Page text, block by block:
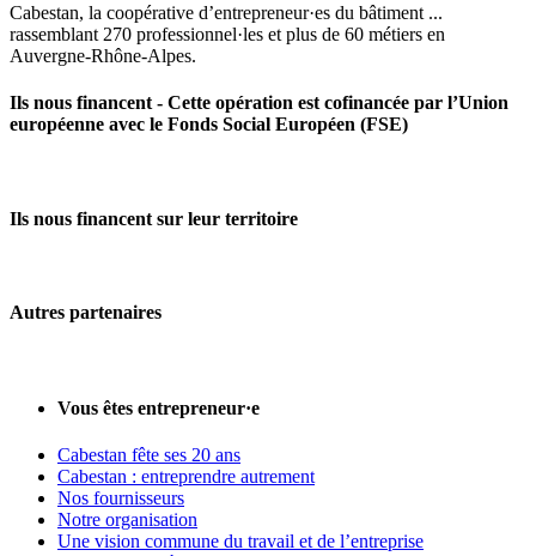
Cabestan, la coopérative d’entrepreneur·es du bâtiment ...
rassemblant 270 professionnel·les et plus de 60 métiers en
Auvergne‑Rhône‑Alpes.
Ils nous financent - Cette opération est cofinancée par l’Union
européenne avec le Fonds Social Européen (FSE)
Ils nous financent sur leur territoire
Autres partenaires
Vous êtes entrepreneur·e
Cabestan fête ses 20 ans
Cabestan : entreprendre autrement
Nos fournisseurs
Notre organisation
Une vision commune du travail et de l’entreprise